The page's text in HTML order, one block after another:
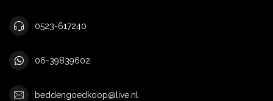
0523-617240
06-39839602
beddengoedkoop@live.nl